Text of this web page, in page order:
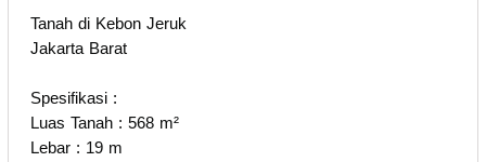
Tanah di Kebon Jeruk
Jakarta Barat
Spesifikasi :
Luas Tanah : 568 m²
Lebar : 19 m